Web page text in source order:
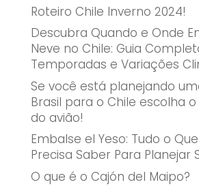
Roteiro Chile Inverno 2024!
Descubra Quando e Onde
Neve no Chile: Guia
Temporadas e Variações
Se você está planejando
Brasil para o Chile escolha
do avião!
Embalse el Yeso: Tudo o
Precisa Saber Para Planejar
O que é o Cajón del Maipo?